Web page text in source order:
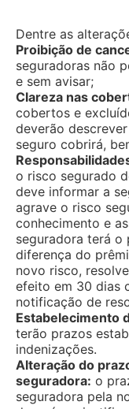
Dentre as
Proibição de
seguradoras não
e sem avisar;
Clareza nas
cobertos e
deverão
seguro cobrirá,
o risco segurado
deve informar a
agrave o risco
conhecimento e
seguradora terá o
diferença do
novo risco,
efeito em 30 dias
notificação de
Estabelecimento
terão prazos
indenizações.
Alteração do
seguradora: o
seguradora pela